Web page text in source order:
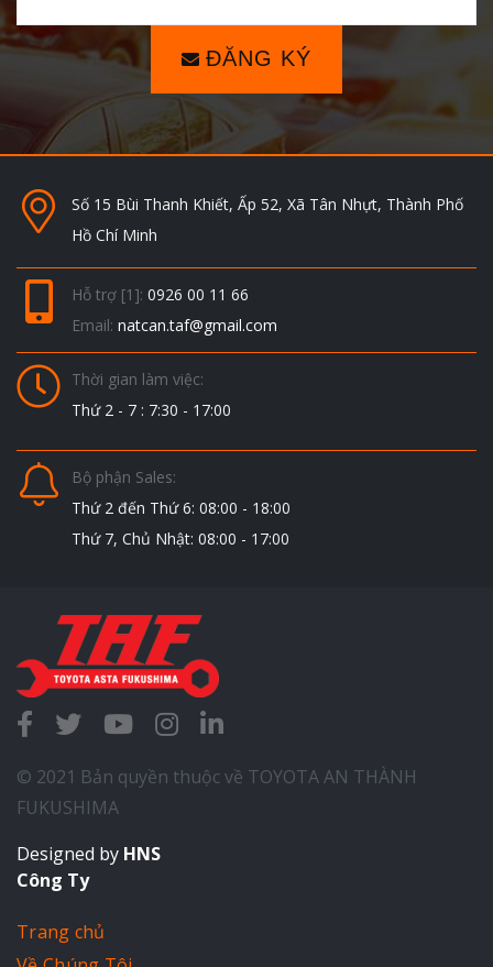
ĐĂNG KÝ
Số 15 Bùi Thanh Khiết, Ấp 52, Xã Tân Nhựt, Thành Phố
Hồ Chí Minh
Hỗ trợ [1]: 0926 00 11 66
Email: natcan.taf@gmail.com
Thời gian làm việc:
Thứ 2 - 7 : 7:30 - 17:00
Bộ phận Sales:
Thứ 2 đến Thứ 6: 08:00 - 18:00
Thứ 7, Chủ Nhật: 08:00 - 17:00
© 2021 Bản quyền thuộc về TOYOTA AN THÀNH
FUKUSHIMA
Designed by HNS
Công Ty
Trang chủ